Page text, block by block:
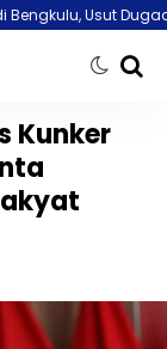
Limbah
Kunker